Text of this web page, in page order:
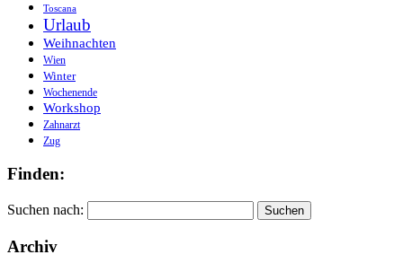
Toscana
Urlaub
Weihnachten
Wien
Winter
Wochenende
Workshop
Zahnarzt
Zug
Finden:
Suchen nach:
Archiv